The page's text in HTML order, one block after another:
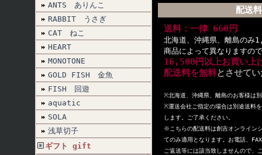
ANTS ありんこ
RABBIT うさぎ
CAT ねこ
HEART
MONOTONE
GOLD FISH 金魚
FISH 回遊
aquatic
SOLA
浅草切子
ギフト gift
配送料
送料：一律 660円
北海道、沖縄県、離島のみ
商品によって異なりますの
16,500円以上お買い上
配送料を無料とさせて
※北海道、沖縄県、離島のお客様は
※運送会社ご指定の場合は別途送料
します。ご了承ください。
※こちらの配送料は創吉オンライン
てのみ適用となります。お電話、
ご返送等には該当致しませんので、